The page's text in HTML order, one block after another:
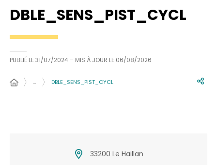
DBLE_SENS_PIST_CYCL
PUBLIÉ LE31/07/2024 – MIS À JOUR LE 06/08/2026
… DBLE_SENS_PIST_CYCL
33200 Le Haillan